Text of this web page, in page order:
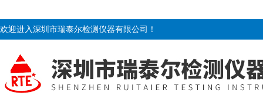
欢迎进入深圳市瑞泰尔检测仪器有限公司！